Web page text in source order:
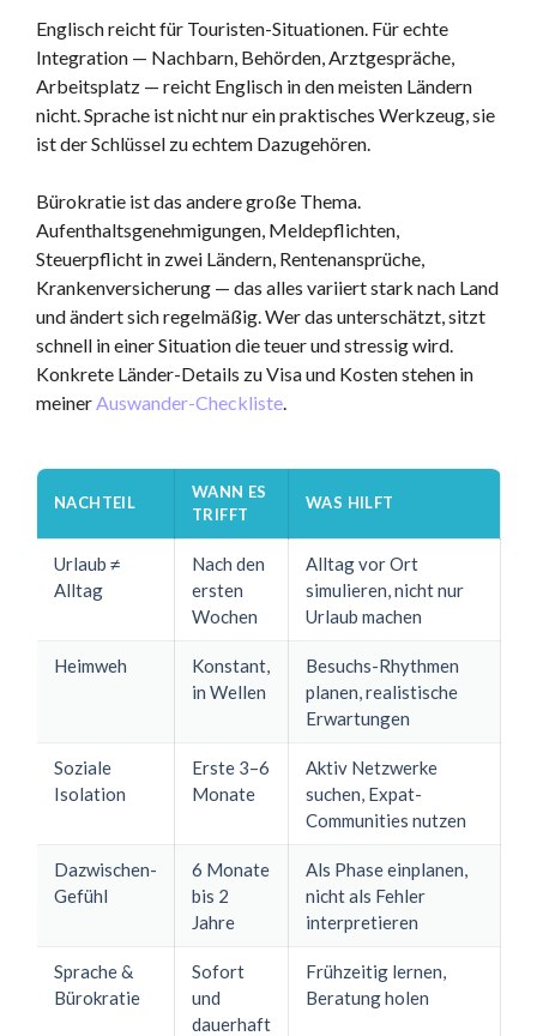
Englisch reicht für Touristen-Situationen. Für echte
Integration — Nachbarn, Behörden, Arztgespräche,
Arbeitsplatz — reicht Englisch in den meisten Ländern
nicht. Sprache ist nicht nur ein praktisches Werkzeug, sie
ist der Schlüssel zu echtem Dazugehören.
Bürokratie ist das andere große Thema.
Aufenthaltsgenehmigungen, Meldepflichten,
Steuerpflicht in zwei Ländern, Rentenansprüche,
Krankenversicherung — das alles variiert stark nach Land
und ändert sich regelmäßig. Wer das unterschätzt, sitzt
schnell in einer Situation die teuer und stressig wird.
Konkrete Länder-Details zu Visa und Kosten stehen in
meiner Auswander-Checkliste
NACHTEIL
WANN ES
TRIFFT
WAS HILFT
Urlaub ≠
Alltag
Nach den
ersten
Wochen
Alltag vor Ort
simulieren, nicht nur
Urlaub machen
Heimweh
Konstant,
in Wellen
Besuchs-Rhythmen
planen, realistische
Erwartungen
Soziale
Isolation
Erste 3–6
Monate
Aktiv Netzwerke
suchen, Expat-
Communities nutzen
Dazwischen-
Gefühl
6 Monate
bis 2
Jahre
Als Phase einplanen,
nicht als Fehler
interpretieren
Sprache &
Bürokratie
Sofort
und
dauerhaft
Frühzeitig lernen,
Beratung holen